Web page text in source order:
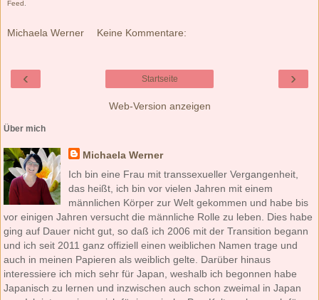
Feed .
Michaela Werner Keine Kommentare:
‹ ›
Startseite
Web-Version anzeigen
Über mich
Michaela Werner
Ich bin eine Frau mit transsexueller Vergangenheit,
das heißt, ich bin vor vielen Jahren mit einem
männlichen Körper zur Welt gekommen und habe bis
vor einigen Jahren versucht die männliche Rolle zu leben. Dies habe
ging auf Dauer nicht gut, so daß ich 2006 mit der Transition begann
und ich seit 2011 ganz offiziell einen weiblichen Namen trage und
auch in meinen Papieren als weiblich gelte. Darüber hinaus
interessiere ich mich sehr für Japan, weshalb ich begonnen habe
Japanisch zu lernen und inzwischen auch schon zweimal in Japan